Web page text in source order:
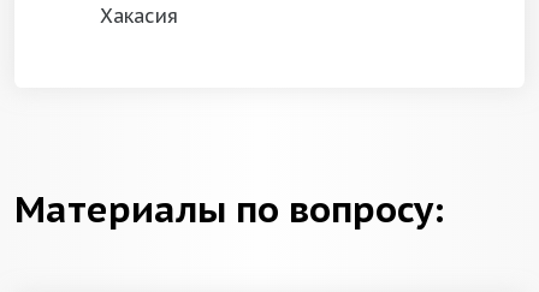
Хакасия
Материалы по вопросу: